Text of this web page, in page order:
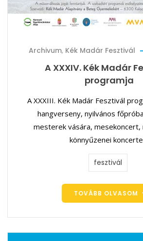
Archivum, Kék Madár Fesztivál
A XXXIV. Kék Madár
programja
A XXXIII. Kék Madár Fesztivál
hangverseny, nyilvános
mesterek vására, mesekoncert,
könnyűzenei
fesztivál
TOVÁBB OLVASOM